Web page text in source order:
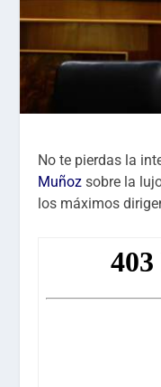
No te pierdas la
Muñoz sobre la
los máximos